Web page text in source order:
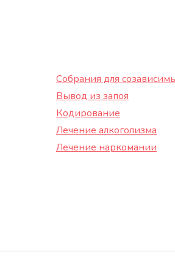
Собрания для
Вывод из запоя
Кодирование
Лечение алкоголизма
Лечение наркомании